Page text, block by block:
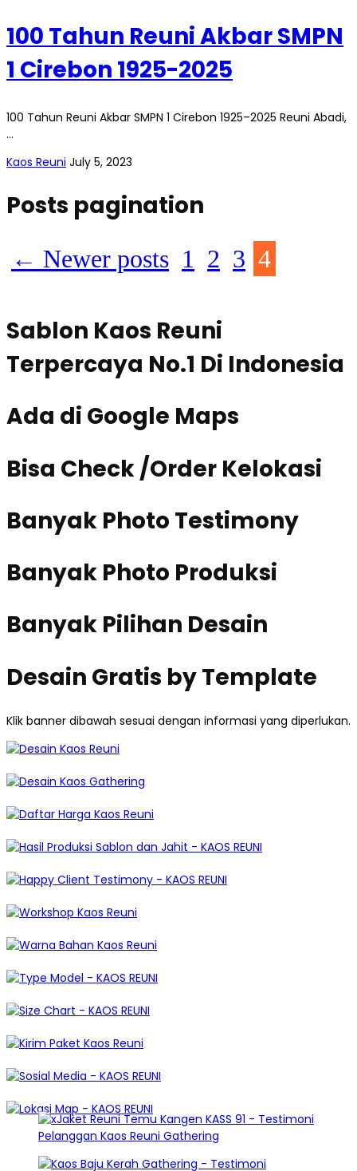
100 Tahun Reuni Akbar SMPN
1 Cirebon 1925-2025
100 Tahun Reuni Akbar SMPN 1 Cirebon 1925–2025 Reuni Abadi,
…
Kaos Reuni July 5, 2023
Posts pagination
← Newer posts 1 2 3 4
Sablon Kaos Reuni
Terpercaya No.1 Di Indonesia
Ada di Google Maps
Bisa Check /Order Kelokasi
Banyak Photo Testimony
Banyak Photo Produksi
Banyak Pilihan Desain
Desain Gratis by Template
Klik banner dibawah sesuai dengan informasi yang diperlukan.